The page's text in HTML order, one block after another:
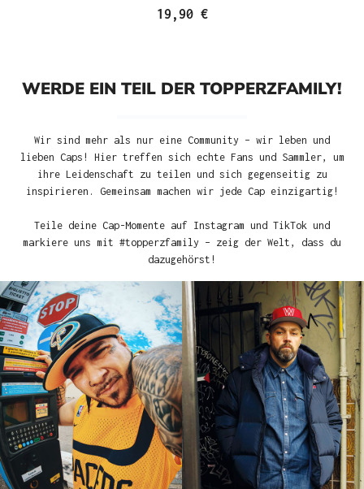
19,90 €
WERDE EIN TEIL DER TOPPERZFAMILY!
Wir sind mehr als nur eine Community – wir leben und
lieben Caps! Hier treffen sich echte Fans und Sammler, um
ihre Leidenschaft zu teilen und sich gegenseitig zu
inspirieren. Gemeinsam machen wir jede Cap einzigartig!
Teile deine Cap-Momente auf Instagram und TikTok und
markiere uns mit #topperzfamily – zeig der Welt, dass du
dazugehörst!